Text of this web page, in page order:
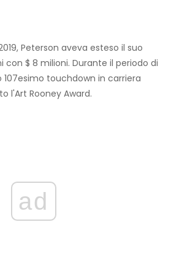
Peterson aveva esteso il suo
$ 8 milioni. Durante il periodo di
touchdown in carriera
l'Art Rooney Award.
ad